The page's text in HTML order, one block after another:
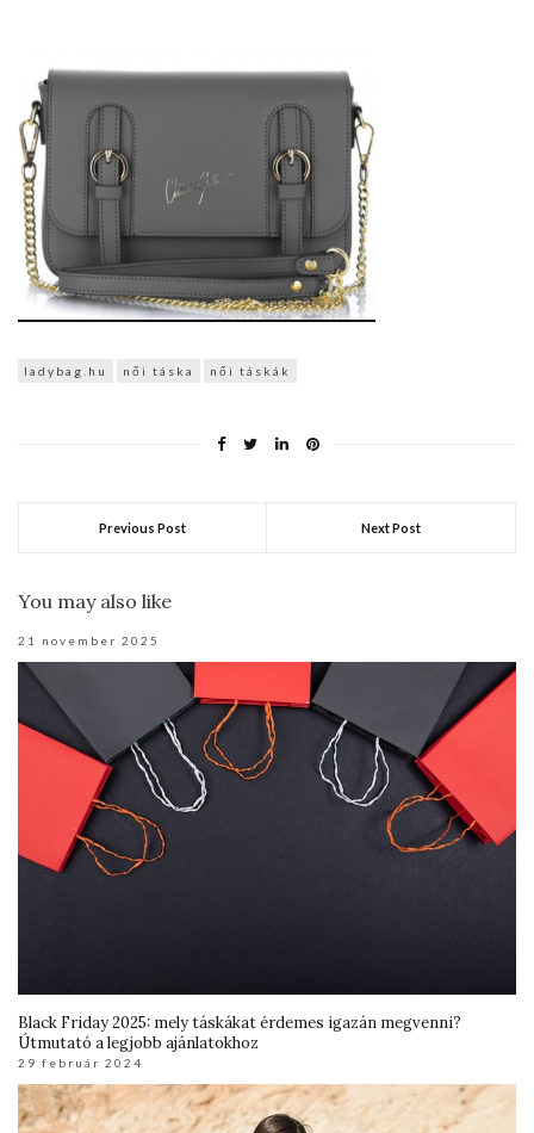
ladybag.hu női táska női táskák
Previous Post Next Post
You may also like
21 november 2025
Black Friday 2025: mely táskákat érdemes igazán megvenni?
Útmutató a legjobb ajánlatokhoz
29 február 2024